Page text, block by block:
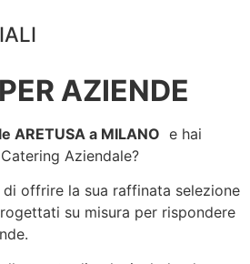
AZIENDE
ARETUSA a MILANO e hai
Aziendale?
offrire la sua raffinata selezione
su misura per rispondere